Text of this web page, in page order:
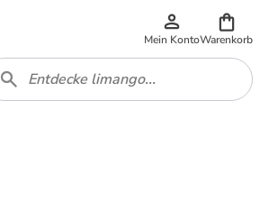
Mein KontoWarenkorb